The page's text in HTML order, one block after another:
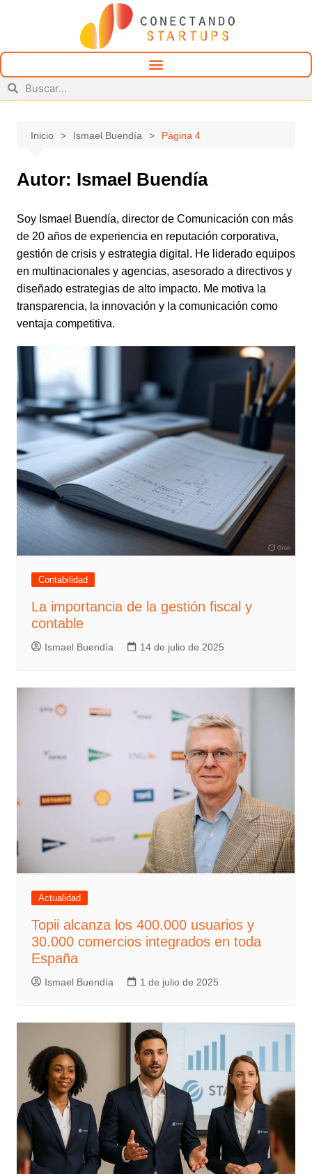
Inicio Ismael Buendía Página 4
Autor: Ismael Buendía
Soy Ismael Buendía, director de Comunicación con más
de 20 años de experiencia en reputación corporativa,
gestión de crisis y estrategia digital. He liderado equipos
en multinacionales y agencias, asesorado a directivos y
diseñado estrategias de alto impacto. Me motiva la
transparencia, la innovación y la comunicación como
ventaja competitiva.
Contabilidad
La importancia de la gestión fiscal y
contable
Ismael Buendía 14 de julio de 2025
Actualidad
Topii alcanza los 400.000 usuarios y
30.000 comercios integrados en toda
España
Ismael Buendía 1 de julio de 2025